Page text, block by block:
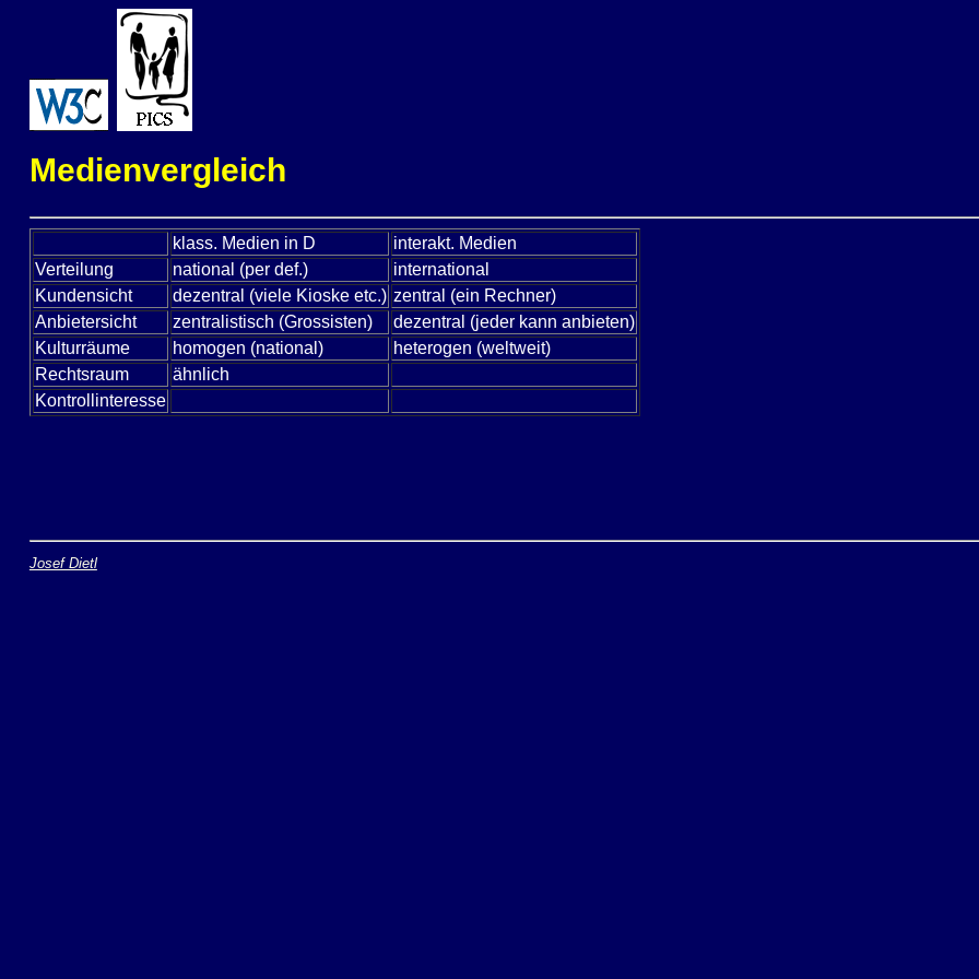
Medienvergleich
klass. Medien in D
interakt. Medien
Verteilung
national (per def.)
international
Kundensicht
dezentral (viele Kioske etc.) zentral (ein Rechner)
Anbietersicht
zentralistisch (Grossisten)
dezentral (jeder kann anbieten)
Kulturräume
homogen (national)
heterogen (weltweit)
Rechtsraum
ähnlich
Kontrollinteresse
Josef Dietl